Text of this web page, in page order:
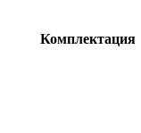
Комплектация